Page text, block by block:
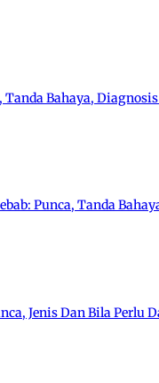
Bahaya,
Punca, Tanda
Jenis Dan Bila Perlu